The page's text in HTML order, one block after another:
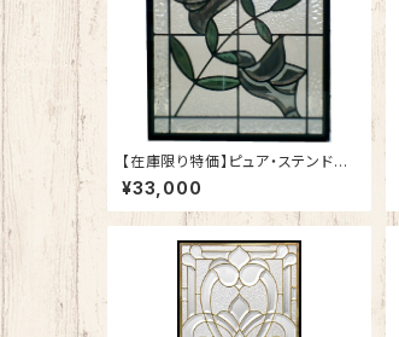
【在庫限り特価】ピュア・ステンドグ
ラスSH-K07
¥33,000